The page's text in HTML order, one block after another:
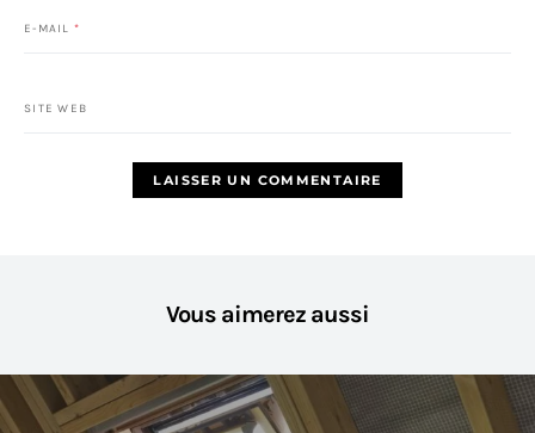
E-MAIL *
SITE WEB
Vous aimerez aussi